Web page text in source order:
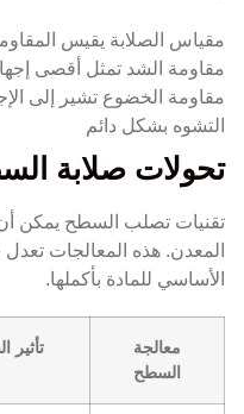
مقياس الصلابة يقيس
مقاومة الشد تمثل أقصى
مقاومة الخضوع تشير إلى
التشوه بشكل دائم
تحولات صلابة
تقنيات تصلب السطح يمكن
المعدن. هذه المعالجات
الأساسي للمادة بأكملها.
معالجة
السطح
تأثير